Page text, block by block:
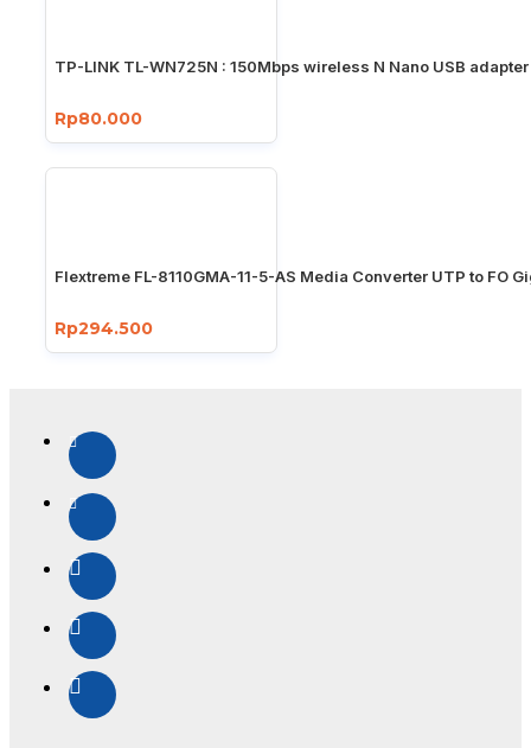
TP-LINK TL-WN725N : 150Mbps wireless N Nano USB adapter
Rp80.000
Flextreme FL-8110GMA-11-5-AS Media Converter UTP to FO
Rp294.500